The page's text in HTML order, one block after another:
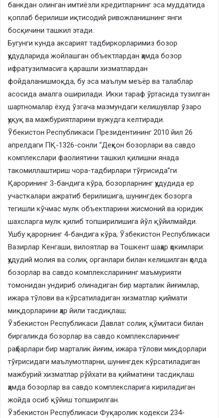
банкдан олинган имтиёзли кредитларнинг эса муддатида
қоплаб берилиши иқтисодий ривожланишнинг янги
босқичини ташкил этади.
Бугунги кунда аксарият тадбиркорларимиз бозор
ҳудудларида жойлашган объектлардан ҳамда бозор
ифратузилмасига қарашли хизматлардан
фойдаланишмоқда, бу эса маълум меъёр ва талаблар
асосида амалга оширилади. Икки тараф ўртасида тузилган
шартномалар ёхуд ўзгача мазмундаги келишувлар ўзаро
ҳуқуқ ва мажбуриятларини вужудга келтиради.
Ўбекистон Республикаси Президентининг 2010 йил 26
апрелдаги ПҚ-1326-сонли “Деҳқон бозорлари ва савдо
комплекслари фаолиятини ташкил қилишни янада
такомиллаштириш чора-тадбирлари тўғрисида”ги
Қарорининг 3-бандига кўра, бозорларнинг ҳудудида ер
участкалари ажратиб берилишига, шунингдек бозорга
тегишли кўчмас мулк объектларини жисмоний ва юридик
шахсларга мулк қилиб топширилишига йўл қўйилмайди.
Ушбу қарорнинг 4-бандига кўра, Ўзбекистон Республикаси
Вазирлар Кенгаши, вилоятлар ва Тошкент шаҳар ҳокимлари:
ҳудудий молия ва солиқ органлари билан келишилган ҳолда
бозорлар ва савдо комплексларининг маъмурияти
томонидан ундириб олинадиган бир марталик йиғимлар,
ижара тўлови ва кўрсатиладиган хизматлар қиймати
миқдорларини ҳар йили тасдиқлаш;
Ўзбекистон Республикаси Давлат солиқ қўмитаси билан
биргаликда бозорлар ва савдо комплексларининг
раҳбарлари бир марталик йиғим, ижара тўлови миқдорлари
тўғрисидаги маълумотларни, шунингдек кўрсатиладиган
мажбурий хизматлар рўйхати ва қийматини тасдиқлаш
ҳамда бозорлар ва савдо комплексларига кириладиган
жойда осиб қўйиш топширилган.
Ўзбекистон Республикаси Фуқаролик кодекси 234-